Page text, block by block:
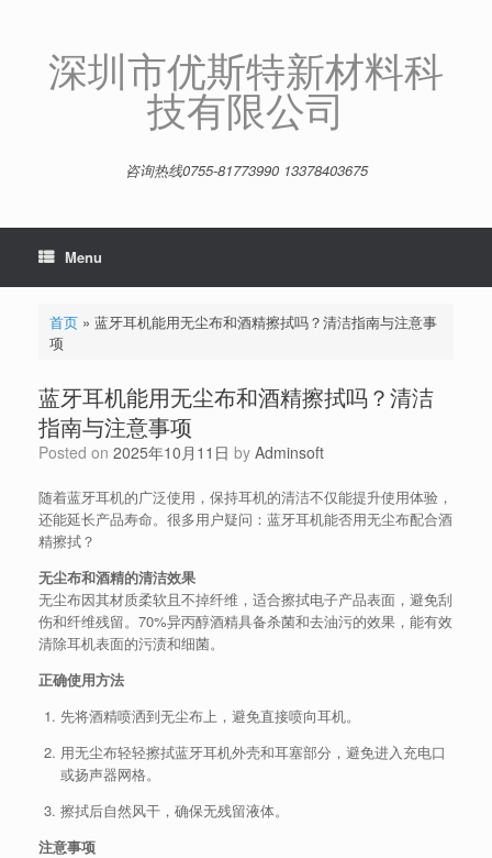
深圳市优斯特新材料科
技有限公司
咨询热线0755-81773990 13378403675
Menu
首页» 蓝牙耳机能用无尘布和酒精擦拭吗？清洁指南与注意事
项
蓝牙耳机能用无尘布和酒精擦拭吗？清洁
指南与注意事项
Posted on 2025年10月11日 by Adminsoft
随着蓝牙耳机的广泛使用，保持耳机的清洁不仅能提升使用体验，
还能延长产品寿命。很多用户疑问：蓝牙耳机能否用无尘布配合酒
精擦拭？
无尘布和酒精的清洁效果
无尘布因其材质柔软且不掉纤维，适合擦拭电子产品表面，避免刮
伤和纤维残留。70%异丙醇酒精具备杀菌和去油污的效果，能有效
清除耳机表面的污渍和细菌。
正确使用方法
先将酒精喷洒到无尘布上，避免直接喷向耳机。
用无尘布轻轻擦拭蓝牙耳机外壳和耳塞部分，避免进入充电口
或扬声器网格。
擦拭后自然风干，确保无残留液体。
注意事项